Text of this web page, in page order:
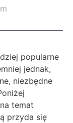
popularne
jednak,
niezbędne
temat
przyda się